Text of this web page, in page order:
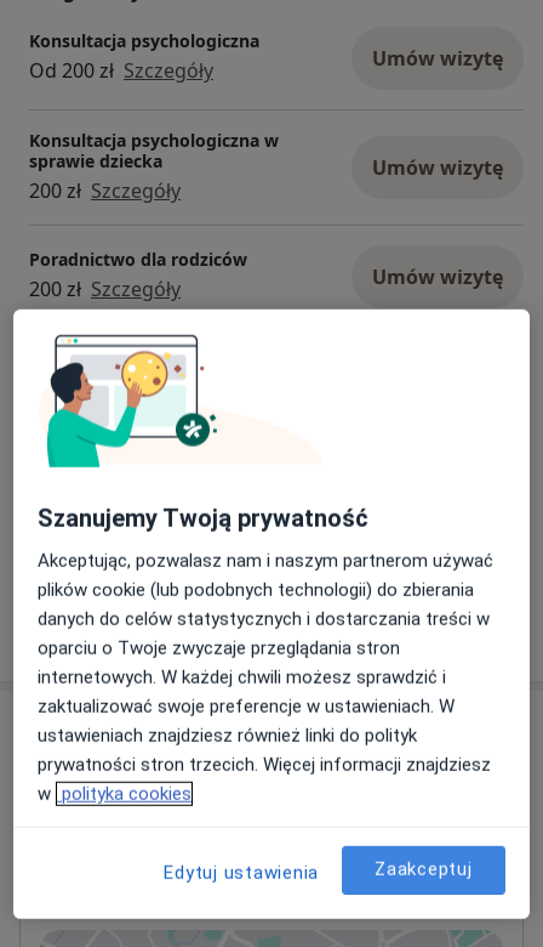
Konsultacja psychologiczna
Od 200 zł Szczegóły Umów wizytę
Konsultacja psychologiczna w
sprawie dziecka
200 zł Szczegóły
Umów wizytę
Poradnictwo dla rodziców
200 zł Szczegóły Umów wizytę
Diagnoza psychologiczna
250 zł Szczegóły
Konsultacja online
+ 4 usługi
W jaki sposób ustalane są ceny?
Adresy (3)
Adres 1 Online Adres 2
Psycholog Agnieszka Banaszewska
Szanujemy Twoją prywatność
Akceptując, pozwalasz nam i naszym partnerom używać
plików cookie (lub podobnych technologii) do zbierania
danych do celów statystycznych i dostarczania treści w
oparciu o Twoje zwyczaje przeglądania stron
internetowych. W każdej chwili możesz sprawdzić i
zaktualizować swoje preferencje w ustawieniach. W
ustawieniach znajdziesz również linki do polityk
prywatności stron trzecich. Więcej informacji znajdziesz
w polityka cookies
Edytuj ustawienia Zaakceptuj